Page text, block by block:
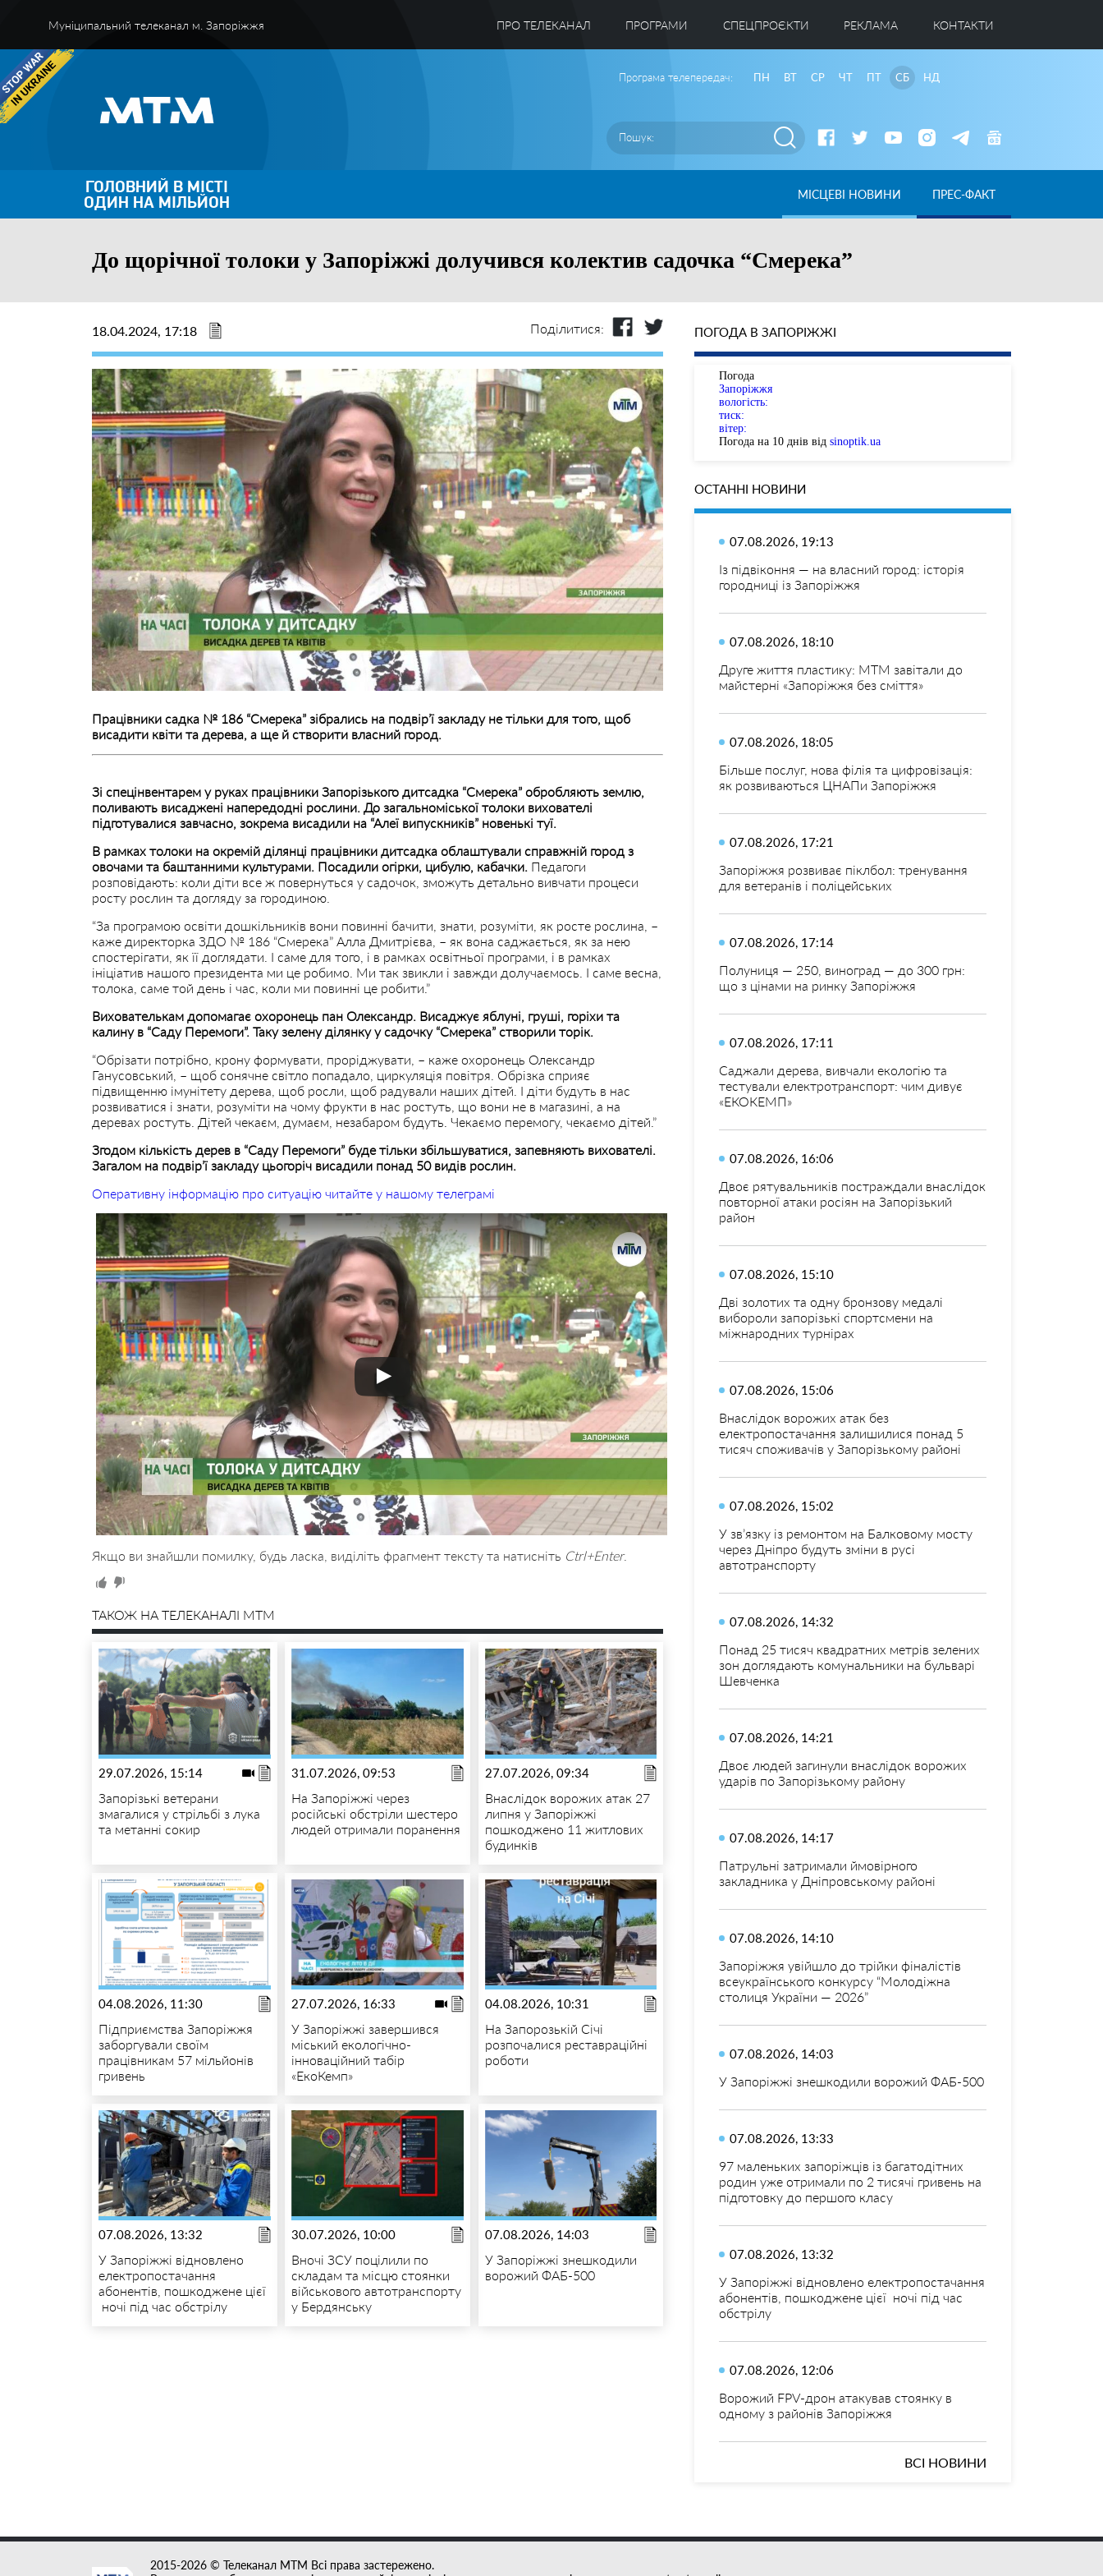
Муніципальний телеканал м. Запоріжжя ПРО ТЕЛЕКАНАЛ ПРОГРАМИ CПЕЦПРОЄКТИ РЕКЛАМА КОНТАКТИ
Програма телепередач: ПН ВТ СР ЧТ ПТ СБ НД
ГОЛОВНИЙ В МІСТІ
ОДИН НА МІЛЬЙОН МІСЦЕВІ НОВИНИ ПРЕС-ФАКТ
До щорічної толоки у Запоріжжі долучився колектив садочка “Смерека”
18.04.2024, 17:18 Поділитися:
Працівники садка № 186 “Смерека” зібрались на подвір’ї закладу не тільки для того, щоб
висадити квіти та дерева, а ще й створити власний город.
Зі спецінвентарем у руках працівники Запорізького дитсадка “Смерека” обробляють землю,
поливають висаджені напередодні рослини. До загальноміської толоки вихователі
підготувалися завчасно, зокрема висадили на “Алеї випускників” новенькі туї.
В рамках толоки на окремій ділянці працівники дитсадка облаштували справжній город з
овочами та баштанними культурами. Посадили огірки, цибулю, кабачки. Педагоги
розповідають: коли діти все ж повернуться у садочок, зможуть детально вивчати процеси
росту рослин та догляду за городиною.
“За програмою освіти дошкільників вони повинні бачити, знати, розуміти, як росте рослина, –
каже директорка ЗДО № 186 “Смерека” Алла Дмитрієва, – як вона саджається, як за нею
спостерігати, як її доглядати. І саме для того, і в рамках освітньої програми, і в рамках
ініціатив нашого президента ми це робимо. Ми так звикли і завжди долучаємось. І саме весна,
толока, саме той день і час, коли ми повинні це робити.”
Вихователькам допомагає охоронець пан Олександр. Висаджує яблуні, груші, горіхи та
калину в “Саду Перемоги”. Таку зелену ділянку у садочку “Смерека” створили торік.
“Обрізати потрібно, крону формувати, проріджувати, – каже охоронець Олександр
Ганусовський, – щоб сонячне світло попадало, циркуляція повітря. Обрізка сприяє
підвищенню імунітету дерева, щоб росли, щоб радували наших дітей. І діти будуть в нас
розвиватися і знати, розуміти на чому фрукти в нас ростуть, що вони не в магазині, а на
деревах ростуть. Дітей чекаєм, думаєм, незабаром будуть. Чекаємо перемогу, чекаємо дітей.”
Згодом кількість дерев в “Саду Перемоги” буде тільки збільшуватися, запевняють вихователі.
Загалом на подвір’ї закладу цьогоріч висадили понад 50 видів рослин.
Оперативну інформацію про ситуацію читайте у нашому телеграмі
Якщо ви знайшли помилку, будь ласка, виділіть фрагмент тексту та натисніть Ctrl+Enter.
ТАКОЖ НА ТЕЛЕКАНАЛІ MTM
29.07.2026, 15:14
Запорізькі ветерани
змагалися у стрільбі з лука
та метанні сокир
31.07.2026, 09:53
На Запоріжжі через
російські обстріли шестеро
людей отримали поранення
27.07.2026, 09:34
Внаслідок ворожих атак 27
липня у Запоріжжі
пошкоджено 11 житлових
будинків
04.08.2026, 11:30
Підприємства Запоріжжя
заборгували своїм
працівникам 57 мільйонів
гривень
27.07.2026, 16:33
У Запоріжжі завершився
міський екологічно-
інноваційний табір
«ЕкоКемп»
04.08.2026, 10:31
На Запорозькій Січі
розпочалися реставраційні
роботи
07.08.2026, 13:32
У Запоріжжі відновлено
електропостачання
абонентів, пошкоджене цієї
ночі під час обстрілу
30.07.2026, 10:00
Вночі ЗСУ поцілили по
складам та місцю стоянки
військового автотранспорту
у Бердянську
07.08.2026, 14:03
У Запоріжжі знешкодили
ворожий ФАБ-500
ПОГОДА В ЗАПОРІЖЖІ
Погода
Запоріжжя
вологість:
тиск:
вітер:
Погода на 10 днів від sinoptik.ua
ОСТАННІ НОВИНИ
07.08.2026, 19:13
Із підвіконня — на власний город: історія
городниці із Запоріжжя
07.08.2026, 18:10
Друге життя пластику: МТМ завітали до
майстерні «Запоріжжя без сміття»
07.08.2026, 18:05
Більше послуг, нова філія та цифровізація:
як розвиваються ЦНАПи Запоріжжя
07.08.2026, 17:21
Запоріжжя розвиває піклбол: тренування
для ветеранів і поліцейських
07.08.2026, 17:14
Полуниця — 250, виноград — до 300 грн:
що з цінами на ринку Запоріжжя
07.08.2026, 17:11
Саджали дерева, вивчали екологію та
тестували електротранспорт: чим дивує
«ЕКОКЕМП»
07.08.2026, 16:06
Двоє рятувальників постраждали внаслідок
повторної атаки росіян на Запорізький
район
07.08.2026, 15:10
Дві золотих та одну бронзову медалі
вибороли запорізькі спортсмени на
міжнародних турнірах
07.08.2026, 15:06
Внаслідок ворожих атак без
електропостачання залишилися понад 5
тисяч споживачів у Запорізькому районі
07.08.2026, 15:02
У зв’язку із ремонтом на Балковому мосту
через Дніпро будуть зміни в русі
автотранспорту
07.08.2026, 14:32
Понад 25 тисяч квадратних метрів зелених
зон доглядають комунальники на бульварі
Шевченка
07.08.2026, 14:21
Двоє людей загинули внаслідок ворожих
ударів по Запорізькому району
07.08.2026, 14:17
Патрульні затримали ймовірного
закладника у Дніпровському районі
07.08.2026, 14:10
Запоріжжя увійшло до трійки фіналістів
всеукраїнського конкурсу “Молодіжна
столиця України — 2026”
07.08.2026, 14:03
У Запоріжжі знешкодили ворожий ФАБ-500
07.08.2026, 13:33
97 маленьких запоріжців із багатодітних
родин уже отримали по 2 тисячі гривень на
підготовку до першого класу
07.08.2026, 13:32
У Запоріжжі відновлено електропостачання
абонентів, пошкоджене цієї ночі під час
обстрілу
07.08.2026, 12:06
Ворожий FPV-дрон атакував стоянку в
одному з районів Запоріжжя
ВСІ НОВИНИ
2015-2026 © Телеканал MTM Всі права застережено.